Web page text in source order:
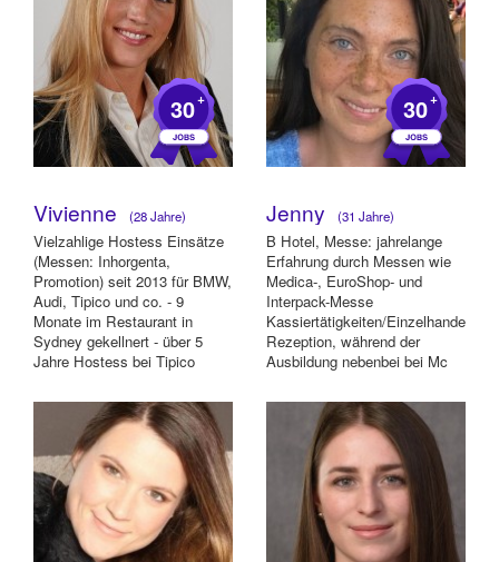
30+
Vivienne (28 Jahre)
Vielzahlige Hostess Einsätze
(Messen: Inhorgenta,
Promotion) seit 2013 für BMW,
Audi, Tipico und co. - 9
Monate im Restaurant in
Sydney gekellnert - über 5
Jahre Hostess bei Tipico
30+
Jenny (31 Jahre)
B Hotel, Messe: jahrelange
Erfahrung durch Messen wie
Medica-, EuroShop- und
Interpack-Messe
Kassiertätigkeiten/Einzelhandel:
Rezeption, während der
Ausbildung nebenbei bei Mc